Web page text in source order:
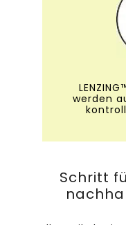
werden
Schritt